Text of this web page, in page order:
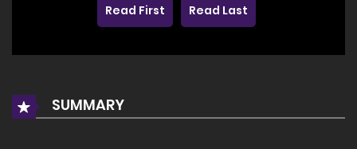
Read First Read Last
SUMMARY